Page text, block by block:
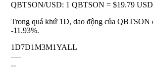
QBTSON/USD: 1 QBTSON = $19.79 USD
Trong quá khứ 1D, dao động của QBTSON
-11.93%.
1D7D1M3M1YALL
----
--